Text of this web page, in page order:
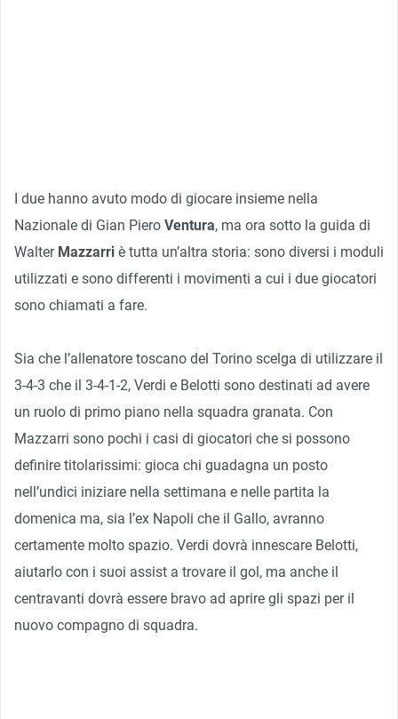
I due hanno avuto modo di giocare insieme nella
Nazionale di Gian Piero Ventura, ma ora sotto la guida di
Walter Mazzarri è tutta un’altra storia: sono diversi i moduli
utilizzati e sono differenti i movimenti a cui i due giocatori
sono chiamati a fare.
Sia che l’allenatore toscano del Torino scelga di utilizzare il
3-4-3 che il 3-4-1-2, Verdi e Belotti sono destinati ad avere
un ruolo di primo piano nella squadra granata. Con
Mazzarri sono pochi i casi di giocatori che si possono
definire titolarissimi: gioca chi guadagna un posto
nell’undici iniziare nella settimana e nelle partita la
domenica ma, sia l’ex Napoli che il Gallo, avranno
certamente molto spazio. Verdi dovrà innescare Belotti,
aiutarlo con i suoi assist a trovare il gol, ma anche il
centravanti dovrà essere bravo ad aprire gli spazi per il
nuovo compagno di squadra.